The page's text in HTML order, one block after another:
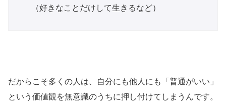
（好きなことだけして生きるなど）
だからこそ多くの人は、自分にも他人にも「普通がいい」
という価値観を無意識のうちに押し付けてしまうんです。